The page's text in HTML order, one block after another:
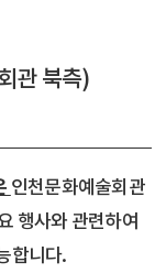
관 북측)
인천문화예술회관
행사와 관련하여
합니다.